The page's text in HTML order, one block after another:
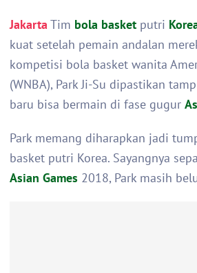
Jakarta Tim bola basket putri
kuat setelah pemain andalan
kompetisi bola basket wanita
(WNBA), Park Ji-Su dipastikan
baru bisa bermain di fase gugur
Park memang diharapkan jadi
basket putri Korea. Sayangnya
Asian Games 2018, Park masih